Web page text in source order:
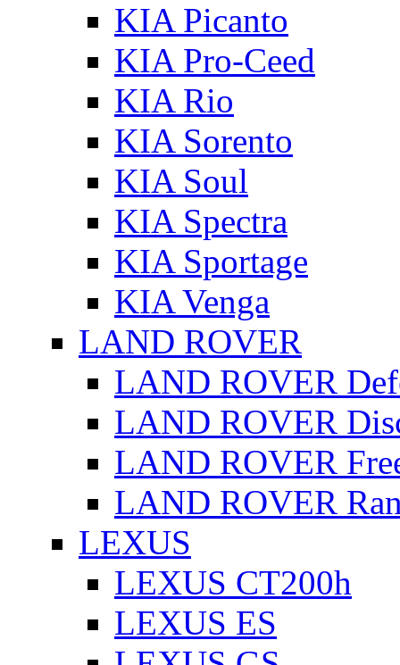
KIA Picanto
KIA Pro-Ceed
KIA Rio
KIA Sorento
KIA Soul
KIA Spectra
KIA Sportage
KIA Venga
LAND ROVER
LAND ROVER
LAND ROVER
LAND ROVER
LAND ROVER
LEXUS
LEXUS CT200h
LEXUS ES